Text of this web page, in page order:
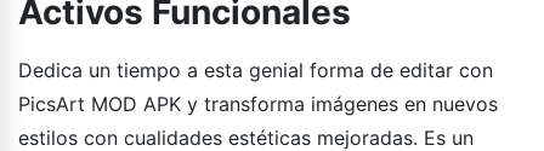
Activos Funcionales
Dedica un tiempo a esta genial forma de editar con
PicsArt MOD APK y transforma imágenes en nuevos
estilos con cualidades estéticas mejoradas. Es un